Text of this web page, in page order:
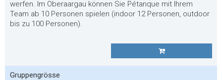
werfen. Im Oberaargau können Sie Pétanque mit Ihrem
Team ab 10 Personen spielen (indoor 12 Personen, outdoor
bis zu 100 Personen).
Gruppengrösse